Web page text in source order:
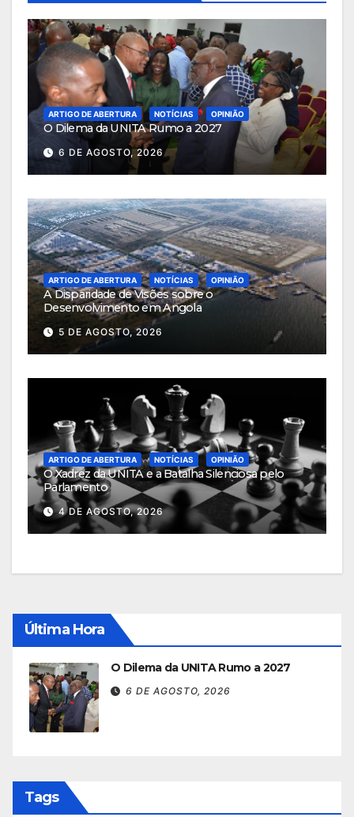
ARTIGO DE ABERTURA NOTÍCIAS OPINIÃO
O Dilema da UNITA Rumo a 2027
6 DE AGOSTO, 2026
ARTIGO DE ABERTURA NOTÍCIAS OPINIÃO
A Disparidade de Visões sobre o
Desenvolvimento em Angola
5 DE AGOSTO, 2026
ARTIGO DE ABERTURA NOTÍCIAS OPINIÃO
O Xadrez da UNITA e a Batalha Silenciosa pelo
Parlamento
4 DE AGOSTO, 2026
Última Hora
O Dilema da UNITA Rumo a 2027
6 DE AGOSTO, 2026
Tags